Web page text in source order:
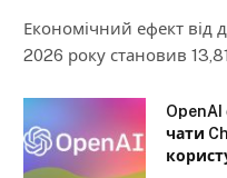
Економічний ефект від
2026 року становив
OpenAI
чати